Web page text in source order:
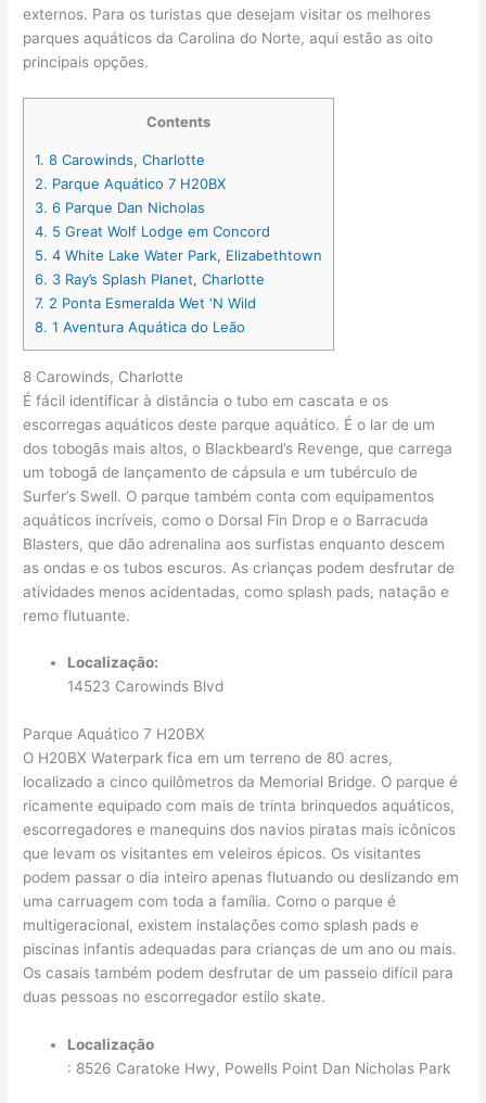
externos. Para os turistas que desejam visitar os melhores
parques aquáticos da Carolina do Norte, aqui estão as oito
principais opções.
Contents
1. 8 Carowinds, Charlotte
2. Parque Aquático 7 H20BX
3. 6 Parque Dan Nicholas
4. 5 Great Wolf Lodge em Concord
5. 4 White Lake Water Park, Elizabethtown
6. 3 Ray’s Splash Planet, Charlotte
7. 2 Ponta Esmeralda Wet ‘N Wild
8. 1 Aventura Aquática do Leão
8 Carowinds, Charlotte
É fácil identificar à distância o tubo em cascata e os
escorregas aquáticos deste parque aquático. É o lar de um
dos tobogãs mais altos, o Blackbeard’s Revenge, que carrega
um tobogã de lançamento de cápsula e um tubérculo de
Surfer’s Swell. O parque também conta com equipamentos
aquáticos incríveis, como o Dorsal Fin Drop e o Barracuda
Blasters, que dão adrenalina aos surfistas enquanto descem
as ondas e os tubos escuros. As crianças podem desfrutar de
atividades menos acidentadas, como splash pads, natação e
remo flutuante.
Localização:
14523 Carowinds Blvd
Parque Aquático 7 H20BX
O H20BX Waterpark fica em um terreno de 80 acres,
localizado a cinco quilômetros da Memorial Bridge. O parque é
ricamente equipado com mais de trinta brinquedos aquáticos,
escorregadores e manequins dos navios piratas mais icônicos
que levam os visitantes em veleiros épicos. Os visitantes
podem passar o dia inteiro apenas flutuando ou deslizando em
uma carruagem com toda a família. Como o parque é
multigeracional, existem instalações como splash pads e
piscinas infantis adequadas para crianças de um ano ou mais.
Os casais também podem desfrutar de um passeio difícil para
duas pessoas no escorregador estilo skate.
Localização
: 8526 Caratoke Hwy, Powells Point Dan Nicholas Park